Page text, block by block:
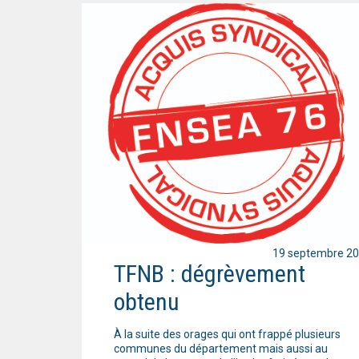
TFNB : dégrèvement
obtenu
À la suite des orages qui ont frappé plusieurs
communes du département mais aussi au
19 septembre